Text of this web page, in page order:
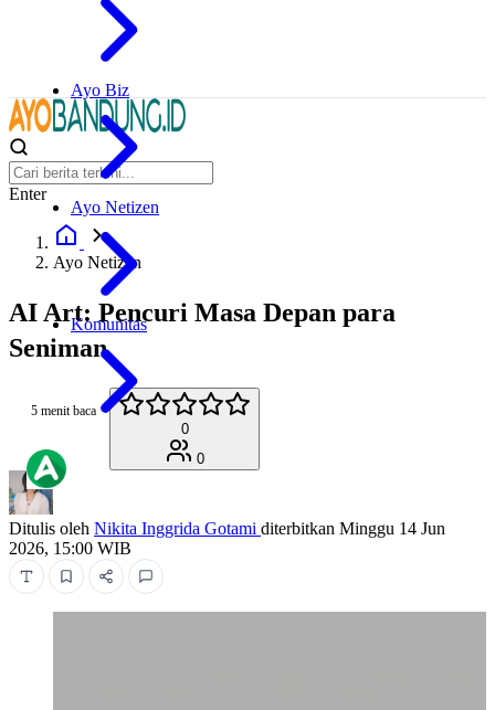
Ayo Biz
Ayo Netizen
Komunitas
Enter
Ayo Netizen
AI Art: Pencuri Masa Depan para
Seniman
5 menit baca
0
0
Ditulis oleh Nikita Inggrida Gotami diterbitkan Minggu 14 Jun
2026, 15:00 WIB